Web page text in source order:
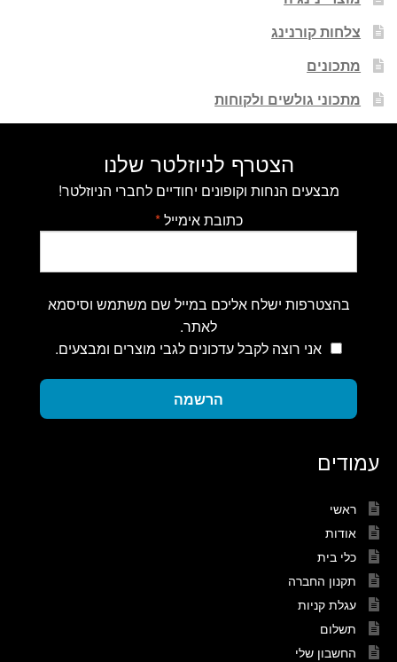
צלחות קורנינג
מתכונים
מתכוני גולשים ולקוחות
הצטרף לניוזלטר שלנו
מבצעים הנחות וקופונים יחודיים לחברי הניוזלטר!
כתובת אימייל*
בהצטרפות ישלח אליכם במייל שם משתמש וסיסמא
לאתר.
אני רוצה לקבל עדכונים לגבי מוצרים ומבצעים.
הרשמה
עמודים
ראשי
אודות
כלי בית
תקנון החברה
עגלת קניות
תשלום
החשבון שלי